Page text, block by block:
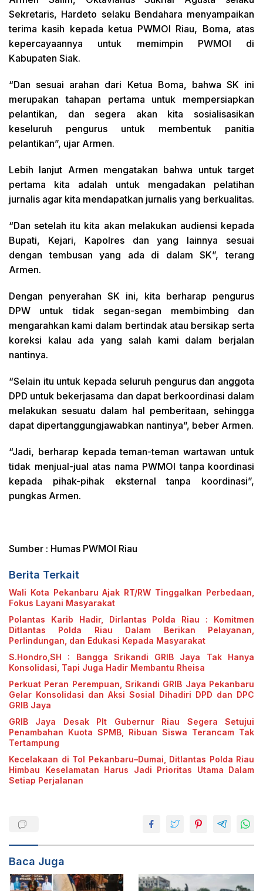
Sekretaris, Hardeto selaku Bendahara menyampaikan
terima kasih kepada ketua PWMOI Riau, Boma, atas
kepercayaannya untuk memimpin PWMOI di
Kabupaten Siak.
“Dan sesuai arahan dari Ketua Boma, bahwa SK ini
merupakan tahapan pertama untuk mempersiapkan
pelantikan, dan segera akan kita sosialisasikan
keseluruh pengurus untuk membentuk panitia
pelantikan”, ujar Armen.
Lebih lanjut Armen mengatakan bahwa untuk target
pertama kita adalah untuk mengadakan pelatihan
jurnalis agar kita mendapatkan jurnalis yang berkualitas.
“Dan setelah itu kita akan melakukan audiensi kepada
Bupati, Kejari, Kapolres dan yang lainnya sesuai
dengan tembusan yang ada di dalam SK”, terang
Armen.
Dengan penyerahan SK ini, kita berharap pengurus
DPW untuk tidak segan-segan membimbing dan
mengarahkan kami dalam bertindak atau bersikap serta
koreksi kalau ada yang salah kami dalam berjalan
nantinya.
“Selain itu untuk kepada seluruh pengurus dan anggota
DPD untuk bekerjasama dan dapat berkoordinasi dalam
melakukan sesuatu dalam hal pemberitaan, sehingga
dapat dipertanggungjawabkan nantinya”, beber Armen.
“Jadi, berharap kepada teman-teman wartawan untuk
tidak menjual-jual atas nama PWMOI tanpa koordinasi
kepada pihak-pihak eksternal tanpa koordinasi”,
pungkas Armen.
Sumber : Humas PWMOI Riau
Berita Terkait
Wali Kota Pekanbaru Ajak RT/RW Tinggalkan Perbedaan,
Fokus Layani Masyarakat
Polantas Karib Hadir, Dirlantas Polda Riau : Komitmen
Ditlantas Polda Riau Dalam Berikan Pelayanan,
Perlindungan, dan Edukasi Kepada Masyarakat
S.Hondro,SH : Bangga Srikandi GRIB Jaya Tak Hanya
Konsolidasi, Tapi Juga Hadir Membantu Rheisa
Perkuat Peran Perempuan, Srikandi GRIB Jaya Pekanbaru
Gelar Konsolidasi dan Aksi Sosial Dihadiri DPD dan DPC
GRIB Jaya
GRIB Jaya Desak Plt Gubernur Riau Segera Setujui
Penambahan Kuota SPMB, Ribuan Siswa Terancam Tak
Tertampung
Kecelakaan di Tol Pekanbaru–Dumai, Ditlantas Polda Riau
Himbau Keselamatan Harus Jadi Prioritas Utama Dalam
Setiap Perjalanan
Baca Juga